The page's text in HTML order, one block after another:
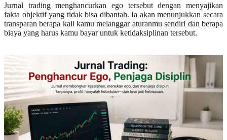
Jurnal trading menghancurkan ego tersebut dengan menyajikan
fakta objektif yang tidak bisa dibantah. Ia akan menunjukkan secara
transparan berapa kali kamu melanggar aturanmu sendiri dan berapa
biaya yang harus kamu bayar untuk ketidaksiplinan tersebut.